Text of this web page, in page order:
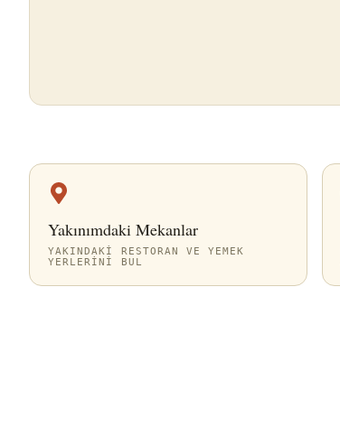
Yakınımdaki Mekanlar
YAKINDAKI RESTORAN VE YEMEK
YERLERINI BUL